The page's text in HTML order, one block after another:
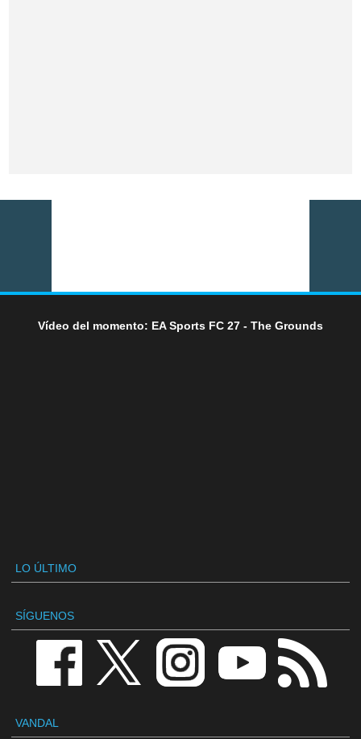
Vídeo del momento: EA Sports FC 27 - The Grounds
LO ÚLTIMO
SÍGUENOS
VANDAL